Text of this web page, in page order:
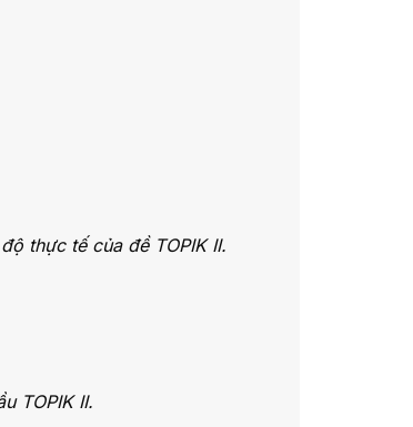
thực tế của đề TOPIK II.
TOPIK II.